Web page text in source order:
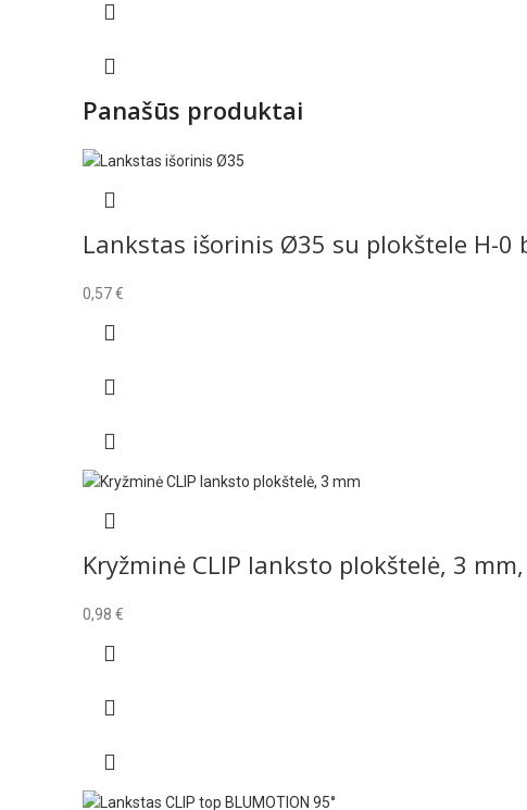
Panašūs produktai
Lankstas išorinis Ø35 su plokštele H-0
0,57€
Kryžminė CLIP lanksto plokštelė, 3
0,98 €